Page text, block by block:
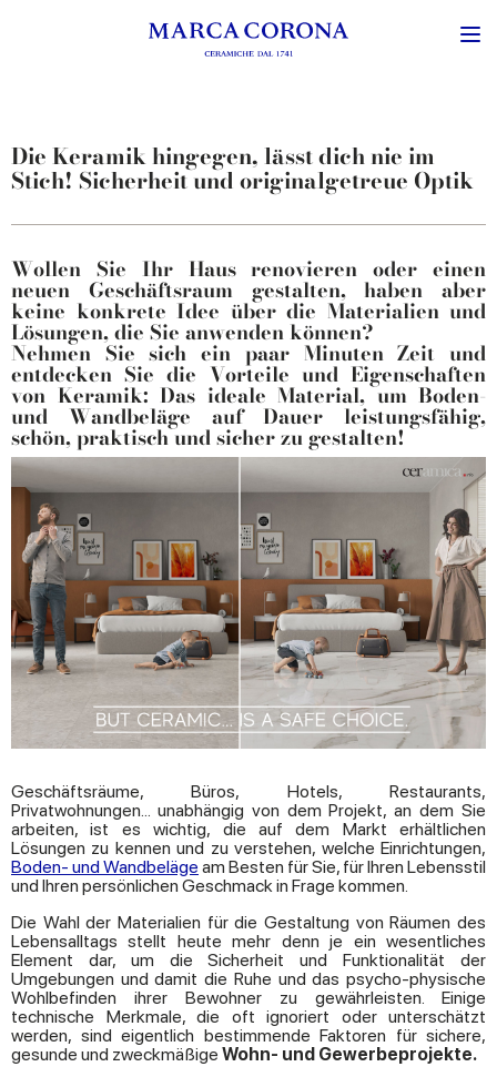
Die Keramik hingegen, lässt dich nie im
Stich! Sicherheit und originalgetreue Optik
Wollen Sie Ihr Haus renovieren oder einen
neuen Geschäftsraum gestalten, haben aber
keine konkrete Idee über die Materialien und
Lösungen, die Sie anwenden können?
Nehmen Sie sich ein paar Minuten Zeit und
entdecken Sie die Vorteile und Eigenschaften
von Keramik: Das ideale Material, um Boden-
und Wandbeläge auf Dauer leistungsfähig,
schön, praktisch und sicher zu gestalten!
Geschäftsräume, Büros, Hotels, Restaurants,
Privatwohnungen... unabhängig von dem Projekt, an dem Sie
arbeiten, ist es wichtig, die auf dem Markt erhältlichen
Lösungen zu kennen und zu verstehen, welche Einrichtungen,
Boden- und Wandbeläge am Besten für Sie, für Ihren Lebensstil
und Ihren persönlichen Geschmack in Frage kommen.
Die Wahl der Materialien für die Gestaltung von Räumen des
Lebensalltags stellt heute mehr denn je ein wesentliches
Element dar, um die Sicherheit und Funktionalität der
Umgebungen und damit die Ruhe und das psycho-physische
Wohlbefinden ihrer Bewohner zu gewährleisten. Einige
technische Merkmale, die oft ignoriert oder unterschätzt
werden, sind eigentlich bestimmende Faktoren für sichere,
gesunde und zweckmäßige Wohn- und Gewerbeprojekte.